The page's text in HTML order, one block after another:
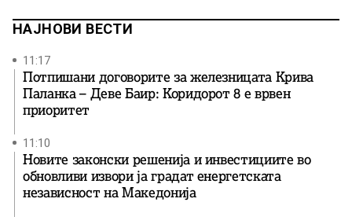
НАЈНОВИ ВЕСТИ
11:17
Потпишани договорите за железницата Крива
Паланка – Деве Баир: Коридорот 8 е врвен
приоритет
11:10
Новите законски решенија и инвестициите во
обновливи извори ја градат енергетската
независност на Македонија